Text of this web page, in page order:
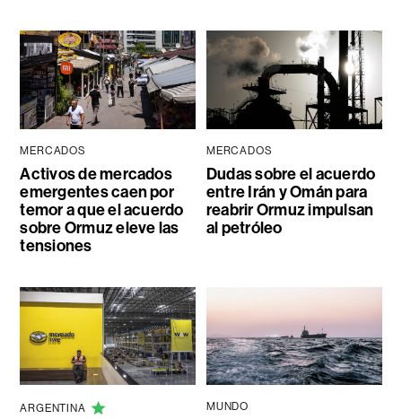
MERCADOS
Activos de mercados
emergentes caen por
temor a que el acuerdo
sobre Ormuz eleve las
tensiones
MERCADOS
Dudas sobre el acuerdo
entre Irán y Omán para
reabrir Ormuz impulsan
al petróleo
ARGENTINA MUNDO